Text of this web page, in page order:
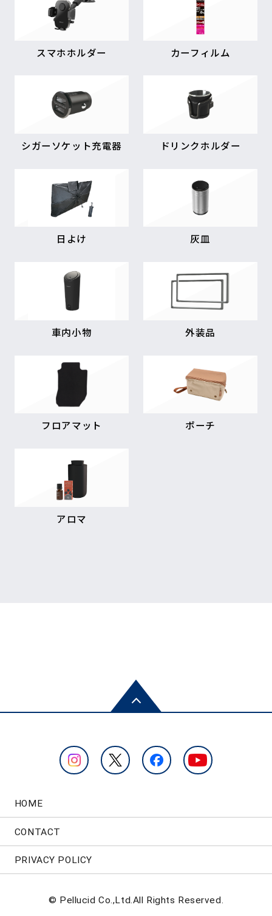
スマホホルダー カーフィルム
シガーソケット充電器 ドリンクホルダー
日よけ 灰皿
車内小物 外装品
フロアマット ポーチ
アロマ
HOME
CONTACT
PRIVACY POLICY
© Pellucid Co.,Ltd.All Rights Reserved.